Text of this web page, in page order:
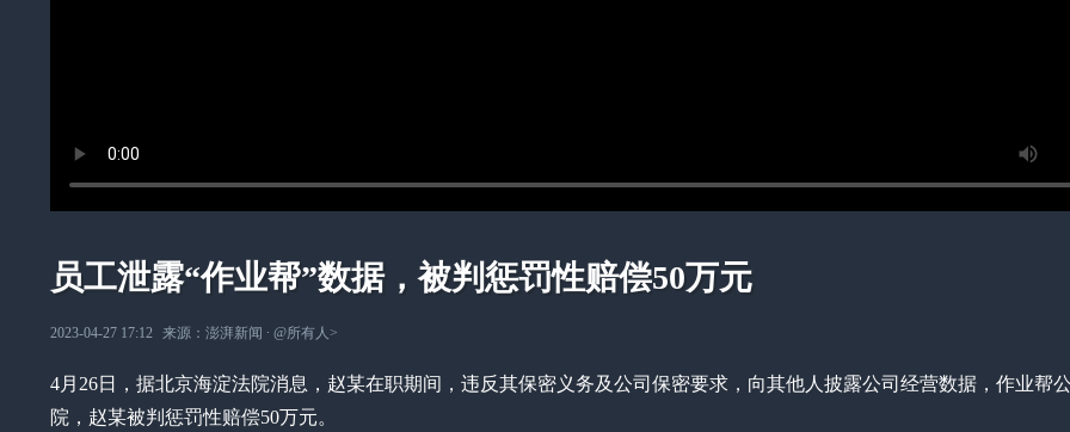
员工泄露“作业帮”数据，被判惩罚性赔偿50万元
2023-04-27 17:12 来源： 澎湃新闻 ∙ @所有人 >
4月26日，据北京海淀法院消息，赵某在职期间，违反其保密义务及公司保密要求，向其他人披露公司经营数据，作业帮
院，赵某被判惩罚性赔偿50万元。